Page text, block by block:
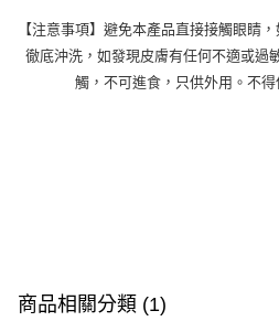
【注意事項】避免本產品直接接觸眼睛
徹底沖洗，如發現皮膚有任何不適或過
觸，不可進食，只供外用。不得
商品相關分類 (1)